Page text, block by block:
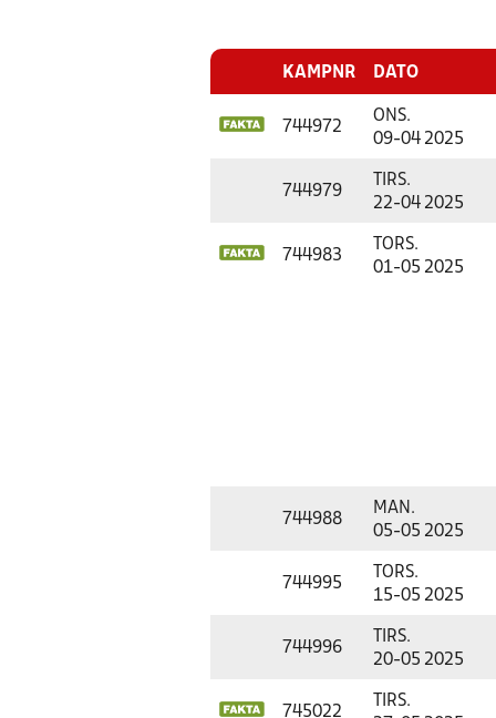
KAMPNR DATO
744972
ONS.
09-04 2025
744979
TIRS.
22-04 2025
744983
TORS.
01-05 2025
744988
MAN.
05-05 2025
744995
TORS.
15-05 2025
744996
TIRS.
20-05 2025
745022
TIRS.